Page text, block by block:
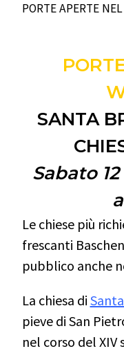
PORTE APERTE
SANTA
Sabato
Le chiese più
frescanti
pubblico anche
La chiesa di
pieve di San
nel corso del